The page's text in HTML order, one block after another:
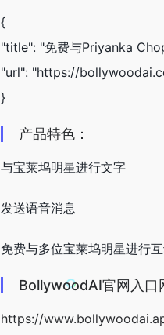
{
"title": "免费与Priyanka
"url": "https://
}
产品特色：
与宝莱坞明星进行文字
发送语音消息
免费与多位宝莱坞明星进行
BollywoodAI官网入口
https://